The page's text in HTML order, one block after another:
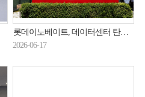
롯데이노베이트, 데이터센터 탄소중립 R&D 참여
2026-06-17